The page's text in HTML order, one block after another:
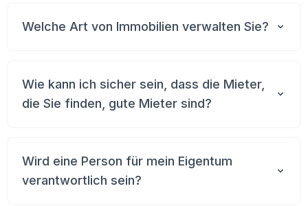
Welche Art von Immobilien verwalten Sie?
Wie kann ich sicher sein, dass die Mieter,
die Sie finden, gute Mieter sind?
Wird eine Person für mein Eigentum
verantwortlich sein?